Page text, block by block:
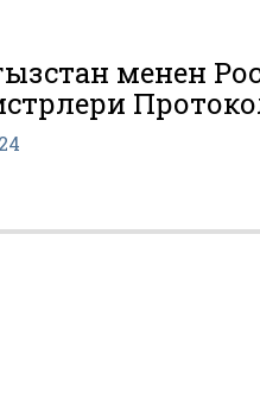
менен